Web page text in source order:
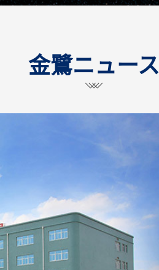
金鷺ニュース